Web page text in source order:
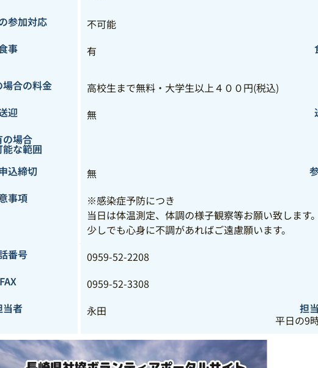
参加対応
不可能
事
有
合の料金
高校生まで無料・大学生以上４００円(税込)
迎
無
場合
な範囲
込締切
無
事項
※感染症予防につき
当日は体温測定、体調の様子観察等お願い致します
少しでも心身に不調があればご遠慮願います。
番号
0959-52-2208
FAX
0959-52-3308
当者
永田
担
平日の9